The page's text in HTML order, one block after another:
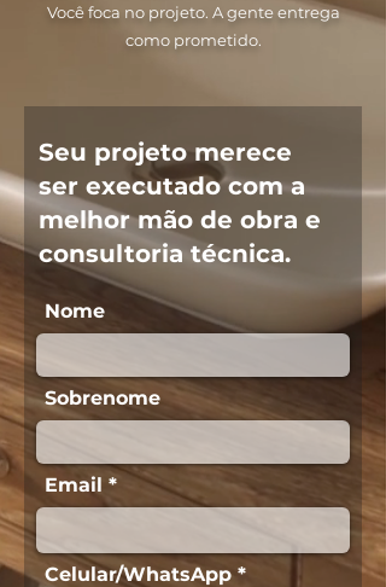
Você foca no projeto. A gente entrega
como prometido.
Seu projeto merece
ser executado com a
melhor mão de obra e
consultoria técnica.
Nome
Sobrenome
Email
Celular/WhatsApp